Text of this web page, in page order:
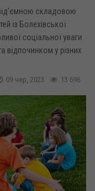
складовою
із Болехівської
соціальної уваги
відпочинком у різних
13 696
09 чер, 2023